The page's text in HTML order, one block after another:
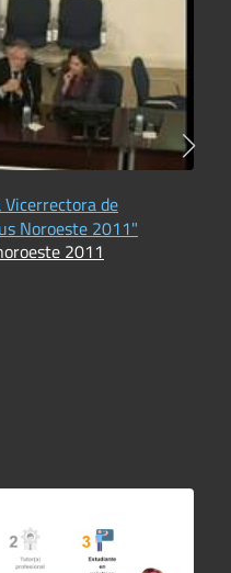
de
Noroeste 2011"
2011